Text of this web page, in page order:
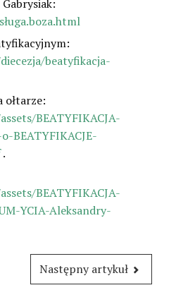
beatyfikacja-
ołtarze:
BEATYFIKACJA-
BEATYFIKACJE-
.
BEATYFIKACJA-
YCIA-Aleksandry-
Następny artykuł